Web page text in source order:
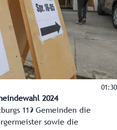
der Leiter der Landesstatistik,
dem Chefredakteur des
01:30
2024
119 Gemeinden die
sowie die